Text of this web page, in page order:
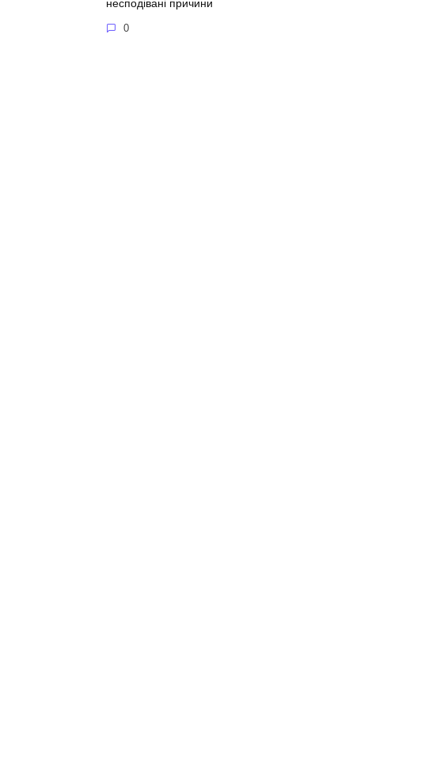
несподівані причини
0